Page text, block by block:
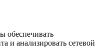
обеспечивать
и анализировать сетевой